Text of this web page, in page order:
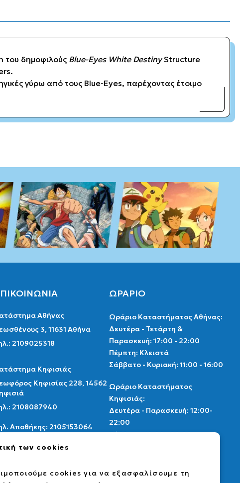
του δημοφιλούς Blue-Eyes White DestinyStructure
γύρω από τους Blue-Eyes, παρέχοντας έτοιμο
Αθήνας
3, 11631 Αθήνα
2109025318
Κηφισιάς
Κηφισίας 228, 14562
2108087940
Αποθήκης: 2105153064
facebookinstagramcard market
ΩΡΑΡΙΟ
Ωράριο Καταστήματος Αθήνας:
Δευτέρα - Τετάρτη &
Παρασκευή: 17:00 - 22:00
Πέμπτη: Κλειστά
Σάββατο - Κυριακή: 11:00 - 16:00
Ωράριο Καταστήματος
Κηφισιάς:
Δευτέρα - Παρασκευή: 12:00-
22:00
Σάββατο: 10:00 - 20:00
Ωράριο αποθήκης
Δευτέρα - Παρασκευή: 9:00 -
των cookies
cookies για να εξασφαλίσουμε τη